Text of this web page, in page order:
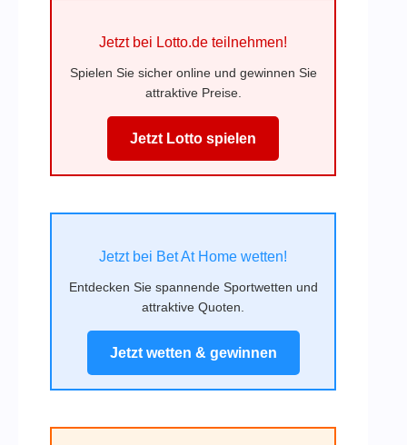
Jetzt bei Lotto.de teilnehmen!
Spielen Sie sicher online und gewinnen Sie
attraktive Preise.
Jetzt Lotto spielen
Jetzt bei Bet At Home wetten!
Entdecken Sie spannende Sportwetten und
attraktive Quoten.
Jetzt wetten & gewinnen